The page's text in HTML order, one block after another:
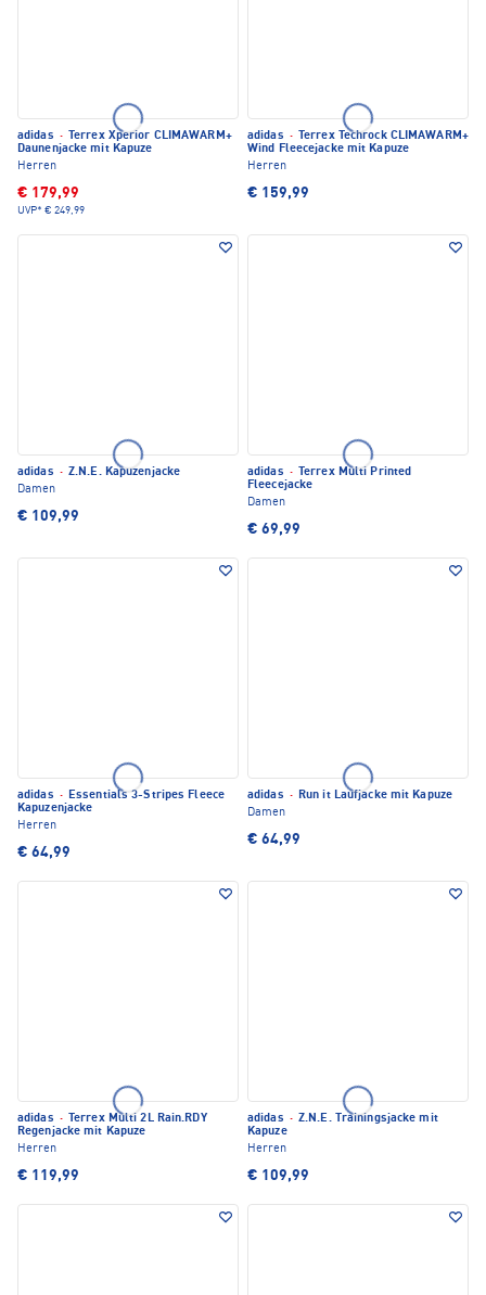
adidas ·
Terrex Xperior CLIMAWARM+
Daunenjacke mit Kapuze
Herren
€ 179,99
UVP* € 249,99
adidas ·
Terrex Techrock CLIMAWARM+
Wind Fleecejacke mit Kapuze
Herren
€ 159,99
adidas · Z.N.E. Kapuzenjacke
Damen
€ 109,99
adidas ·
Terrex Multi Printed
Fleecejacke
Damen
€ 69,99
adidas · Essentials 3-Stripes Fleece
Kapuzenjacke
Herren
€ 64,99
adidas · Run it Laufjacke mit Kapuze
Damen
€ 64,99
adidas ·
Terrex Multi 2L Rain.RDY
Regenjacke mit Kapuze
Herren
€ 119,99
adidas · Z.N.E. Trainingsjacke mit
Kapuze
Herren
€ 109,99